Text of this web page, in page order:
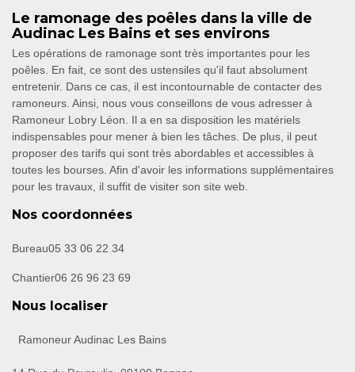
Le ramonage des poêles dans la ville de
Audinac Les Bains et ses environs
Les opérations de ramonage sont très importantes pour les
poêles. En fait, ce sont des ustensiles qu'il faut absolument
entretenir. Dans ce cas, il est incontournable de contacter des
ramoneurs. Ainsi, nous vous conseillons de vous adresser à
Ramoneur Lobry Léon. Il a en sa disposition les matériels
indispensables pour mener à bien les tâches. De plus, il peut
proposer des tarifs qui sont très abordables et accessibles à
toutes les bourses. Afin d'avoir les informations supplémentaires
pour les travaux, il suffit de visiter son site web.
Nos coordonnées
Bureau05 33 06 22 34
Chantier06 26 96 23 69
Nous localiser
Ramoneur Audinac Les Bains